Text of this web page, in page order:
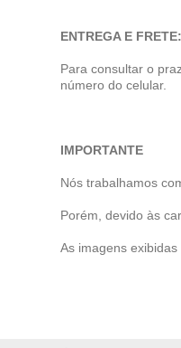
ENTREGA E FRETE:
Para consultar o
número do celular.
IMPORTANTE
Nós trabalhamos
Porém, devido às
As imagens